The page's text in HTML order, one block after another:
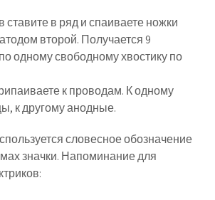
ставите в ряд и спаиваете ножки
второй. Получается 9
одному свободному хвостику по
к проводам. К одному
к другому анодные.
словесное обозначение
значки. Напоминание для